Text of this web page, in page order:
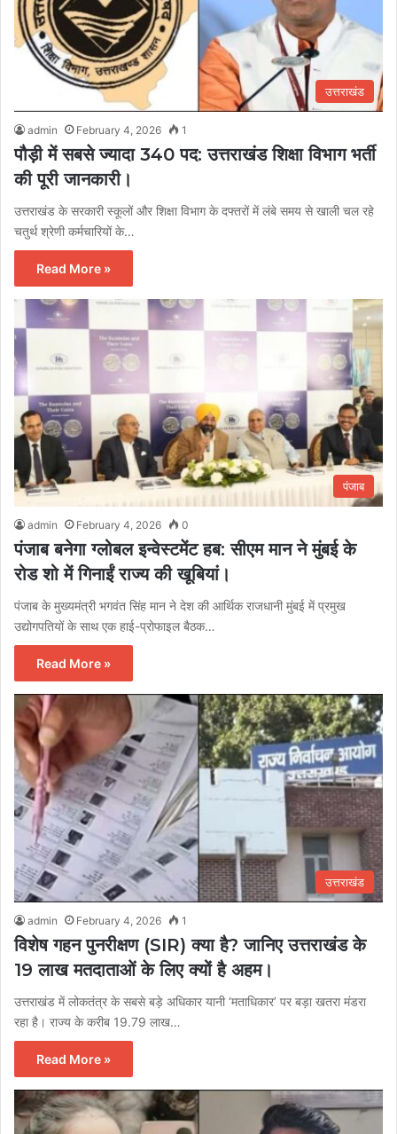
उत्तराखंड
admin February 4, 2026 1
पौड़ी में सबसे ज्यादा 340 पद: उत्तराखंड शिक्षा विभाग भर्ती
की पूरी जानकारी।
उत्तराखंड के सरकारी स्कूलों और शिक्षा विभाग के दफ्तरों में लंबे समय से खाली चल रहे
चतुर्थ श्रेणी कर्मचारियों के…
Read More »
पंजाब
admin February 4, 2026 0
पंजाब बनेगा ग्लोबल इन्वेस्टमेंट हब: सीएम मान ने मुंबई के
रोड शो में गिनाईं राज्य की खूबियां।
पंजाब के मुख्यमंत्री भगवंत सिंह मान ने देश की आर्थिक राजधानी मुंबई में प्रमुख
उद्योगपतियों के साथ एक हाई-प्रोफाइल बैठक…
Read More »
उत्तराखंड
admin February 4, 2026 1
विशेष गहन पुनरीक्षण (SIR) क्या है? जानिए उत्तराखंड के
19 लाख मतदाताओं के लिए क्यों है अहम।
उत्तराखंड में लोकतंत्र के सबसे बड़े अधिकार यानी ‘मताधिकार’ पर बड़ा खतरा मंडरा
रहा है। राज्य के करीब 19.79 लाख…
Read More »